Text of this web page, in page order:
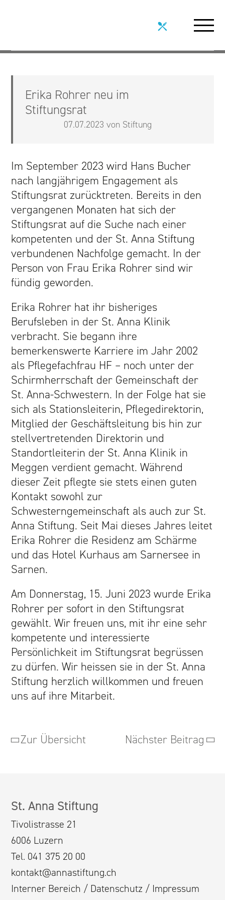
ÜBER UNS
WERKE UND ANGEBOTE
STRATEGIE UND VISION
ORGANISATION
JAHRESRÜCKBLICKE
SCHWESTERN
RESTAURANT
ÜBER UNS
RESTAURANT
BANKETTE | SEMINARE
RESERVATION | KONTAKT
ALTERSZENTRUM
ÜBER UNS
ANGEBOTE
TEAM
AKTUELL
KONTAKT
TAGESSTÄTTE
ÜBER UNS
TEAM
HAUS HAGAR
ÜBER UNS
ANGEBOTE
Erika Rohrer neu im
Stiftungsrat
07.07.2023 von Stiftung
Im September 2023 wird Hans Bucher
nach langjährigem Engagement als
Stiftungsrat zurücktreten. Bereits in den
vergangenen Monaten hat sich der
Stiftungsrat auf die Suche nach einer
kompetenten und der St. Anna Stiftung
verbundenen Nachfolge gemacht. In der
Person von Frau Erika Rohrer sind wir
fündig geworden.
Erika Rohrer hat ihr bisheriges
Berufsleben in der St. Anna Klinik
verbracht. Sie begann ihre
bemerkenswerte Karriere im Jahr 2002
als Pflegefachfrau HF – noch unter der
Schirmherrschaft der Gemeinschaft der
St. Anna-Schwestern. In der Folge hat sie
sich als Stationsleiterin, Pflegedirektorin,
Mitglied der Geschäftsleitung bis hin zur
stellvertretenden Direktorin und
Standortleiterin der St. Anna Klinik in
Meggen verdient gemacht. Während
dieser Zeit pflegte sie stets einen guten
Kontakt sowohl zur
Schwesterngemeinschaft als auch zur St.
Anna Stiftung. Seit Mai dieses Jahres leitet
Erika Rohrer die Residenz am Schärme
und das Hotel Kurhaus am Sarnersee in
Sarnen.
Am Donnerstag, 15. Juni 2023 wurde Erika
Rohrer per sofort in den Stiftungsrat
gewählt. Wir freuen uns, mit ihr eine sehr
kompetente und interessierte
Persönlichkeit im Stiftungsrat begrüssen
zu dürfen. Wir heissen sie in der St. Anna
Stiftung herzlich willkommen und freuen
uns auf ihre Mitarbeit.
Zur Übersicht Nächster Beitrag
St. Anna Stiftung
Tivolistrasse 21
6006 Luzern
Tel. 041 375 20 00
kontakt@annastiftung.ch
Interner Bereich / Datenschutz / Impressum